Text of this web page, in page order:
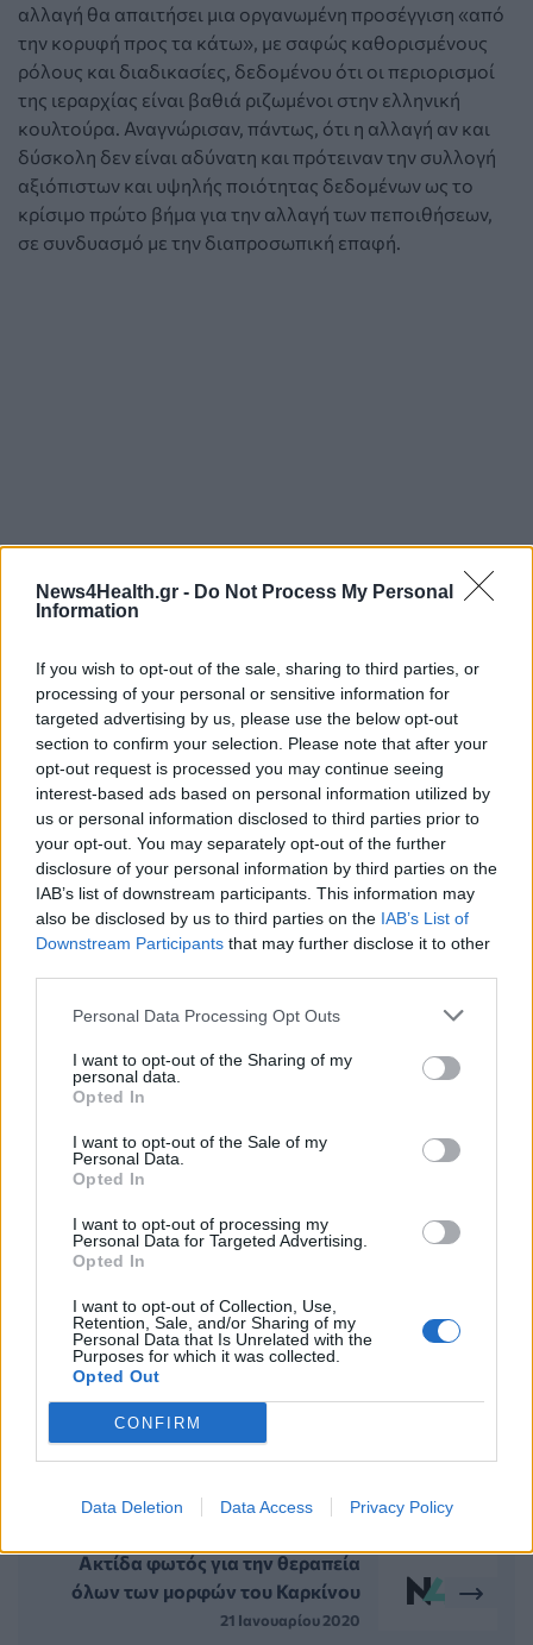
News4Health.gr - Do Not Process My Personal
Information
If you wish to opt-out of the sale, sharing to third parties, or
processing of your personal or sensitive information for
targeted advertising by us, please use the below opt-out
section to confirm your selection. Please note that after your
opt-out request is processed you may continue seeing
interest-based ads based on personal information utilized by
us or personal information disclosed to third parties prior to
your opt-out. You may separately opt-out of the further
disclosure of your personal information by third parties on the
IAB’s list of downstream participants. This information may
also be disclosed by us to third parties on the IAB’s List of
Downstream Participants that may further disclose it to other
Personal Data Processing Opt Outs
I want to opt-out of the Sharing of my
personal data.
Opted In
I want to opt-out of the Sale of my
Personal Data.
Opted In
I want to opt-out of processing my
Personal Data for Targeted Advertising.
Opted In
I want to opt-out of Collection, Use,
Retention, Sale, and/or Sharing of my
Personal Data that Is Unrelated with the
Purposes for which it was collected.
Opted Out
CONFIRM
Data Deletion Data Access Privacy Policy
αλλαγή θα απαιτήσει μια οργανωμένη προσέγγιση «από
την κορυφή προς τα κάτω», με σαφώς καθορισμένους
ρόλους και διαδικασίες, δεδομένου ότι οι περιορισμοί
της ιεραρχίας είναι βαθιά ριζωμένοι στην ελληνική
κουλτούρα. Αναγνώρισαν, πάντως, ότι η αλλαγή αν και
δύσκολη δεν είναι αδύνατη και πρότειναν την συλλογή
αξιόπιστων και υψηλής ποιότητας δεδομένων ως το
κρίσιμο πρώτο βήμα για την αλλαγή των πεποιθήσεων,
σε συνδυασμό με την διαπροσωπική επαφή.
ΠΕΡΙΣΣΟΤΕΡΑ ΣΤΗΝ ΙΔΙΑ ΚΑΤΗΓΟΡΙΑ
«Όμηρος» της γρίπης το ΕΣΥ:
ΜΕΘ, γέμισαν και οι κλίνες των
ιδιωτικών νοσοκομείων
Ακτίδα φωτός για την θεραπεία
όλων των μορφών του Καρκίνου
21 Ιανουαρίου 2020